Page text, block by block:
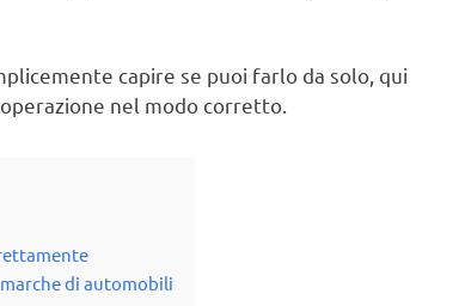
capire se puoi farlo da solo, qui
nel modo corretto.
di automobili